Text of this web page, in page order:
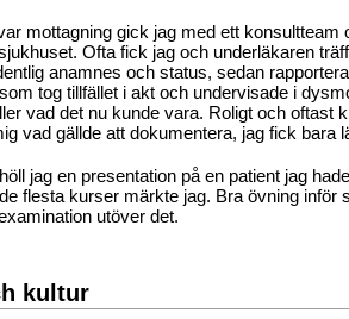
mottagning gick jag med ett konsultteam
Ofta fick jag och underläkaren
anamnes och status, sedan
tog tillfället i akt och undervisade i
vad det nu kunde vara. Roligt och oftast
vad gällde att dokumentera, jag fick bara
jag en presentation på en patient jag
flesta kurser märkte jag. Bra övning inför
utöver det.
kultur